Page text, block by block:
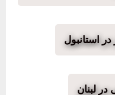
استانبول
لبنان